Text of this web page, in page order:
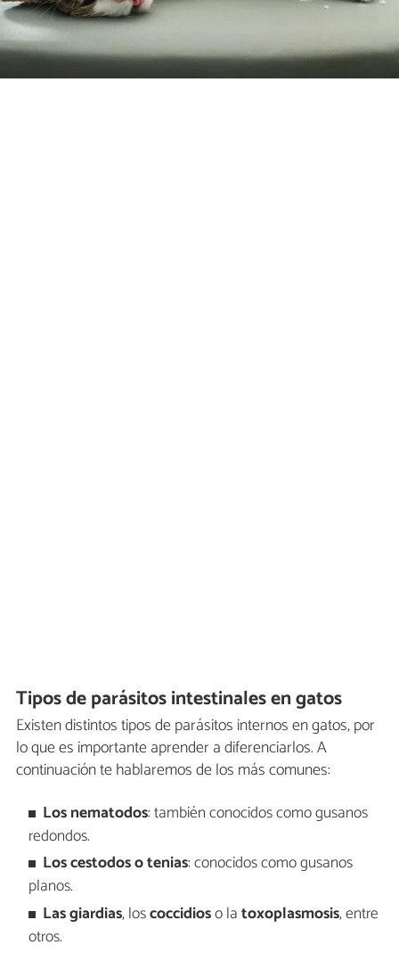
Tipos de parásitos intestinales en gatos
Existen distintos tipos de parásitos internos en gatos, por
lo que es importante aprender a diferenciarlos. A
continuación te hablaremos de los más comunes:
Los nematodos: también conocidos como gusanos
redondos.
Los cestodos o tenias: conocidos como gusanos
planos.
Las giardias, loscoccidioso latoxoplasmosis, entre
otros.